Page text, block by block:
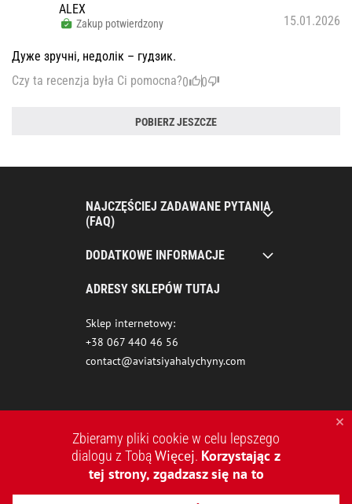
ALEX
Zakup potwierdzony 15.01.2026
Дуже зручні, недолік – гудзик.
Czy ta recenzja była Ci pomocna?0 0
POBIERZ JESZCZE
NAJCZĘŚCIEJ ZADAWANE PYTANIA
(FAQ)
DODATKOWE INFORMACJE
ADRESY SKLEPÓW TUTAJ
Sklep internetowy:
+38 067 440 46 56
contact@aviatsiyahalychyny.com
2015-2026 © AVIATSIYA HALYCHYNY – UKRAIŃSKA MARKA
Zbieramy pliki cookie w celu lepszego
dialogu z TobąWięcej. Korzystając z
tej strony, zgadzasz się na to